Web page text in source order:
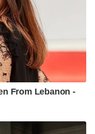
รผ่านตรวจประวัติ
กงานตำรวจแห่งชาติ)
ต่ต้องอยู่ในสภาพดี
กฏหมายรถยนต์ขับขี่
“แกร็บวัยเก๋า”